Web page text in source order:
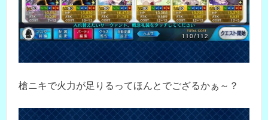
槍ニキで火力が足りるってほんとでござるかぁ～？